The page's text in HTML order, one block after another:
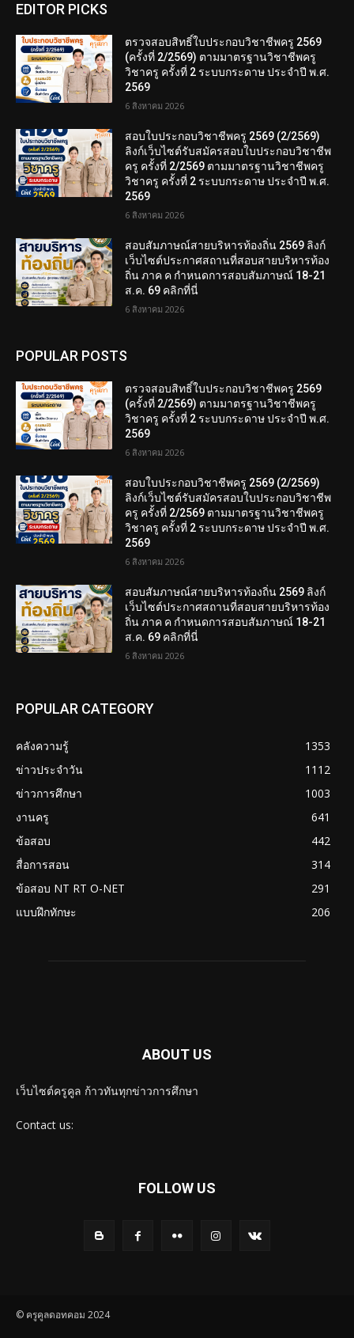
EDITOR PICKS
ตรวจสอบสิทธิ์ใบประกอบวิชาชีพครู 2569
(ครั้งที่ 2/2569) ตามมาตรฐานวิชาชีพครู
วิชาครู ครั้งที่ 2 ระบบกระดาษ ประจำปี พ.ศ.
2569
6 สิงหาคม 2026
สอบใบประกอบวิชาชีพครู 2569 (2/2569)
ลิงก์เว็บไซต์รับสมัครสอบใบประกอบวิชาชีพ
ครู ครั้งที่ 2/2569 ตามมาตรฐานวิชาชีพครู
วิชาครู ครั้งที่ 2 ระบบกระดาษ ประจำปี พ.ศ.
2569
6 สิงหาคม 2026
สอบสัมภาษณ์สายบริหารท้องถิ่น 2569 ลิงก์
เว็บไซต์ประกาศสถานที่สอบสายบริหารท้อง
ถิ่น ภาค ค กำหนดการสอบสัมภาษณ์ 18-21
ส.ค. 69 คลิกที่นี่
6 สิงหาคม 2026
POPULAR POSTS
ตรวจสอบสิทธิ์ใบประกอบวิชาชีพครู 2569
(ครั้งที่ 2/2569) ตามมาตรฐานวิชาชีพครู
วิชาครู ครั้งที่ 2 ระบบกระดาษ ประจำปี พ.ศ.
2569
6 สิงหาคม 2026
สอบใบประกอบวิชาชีพครู 2569 (2/2569)
ลิงก์เว็บไซต์รับสมัครสอบใบประกอบวิชาชีพ
ครู ครั้งที่ 2/2569 ตามมาตรฐานวิชาชีพครู
วิชาครู ครั้งที่ 2 ระบบกระดาษ ประจำปี พ.ศ.
2569
6 สิงหาคม 2026
สอบสัมภาษณ์สายบริหารท้องถิ่น 2569 ลิงก์
เว็บไซต์ประกาศสถานที่สอบสายบริหารท้อง
ถิ่น ภาค ค กำหนดการสอบสัมภาษณ์ 18-21
ส.ค. 69 คลิกที่นี่
6 สิงหาคม 2026
POPULAR CATEGORY
คลังความรู้
1353
ข่าวประจำวัน
1112
ข่าวการศึกษา
1003
งานครู
641
ข้อสอบ
442
สื่อการสอน
314
ข้อสอบ NT RT O-NET
291
แบบฝึกทักษะ
206
ABOUT US
เว็บไซต์ครูคูล ก้าวทันทุกข่าวการศึกษา
Contact us:
FOLLOW US
© ครูคูลดอทคอม 2024